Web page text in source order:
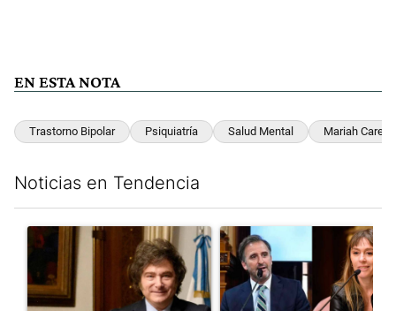
EN ESTA NOTA
Trastorno Bipolar Psiquiatría Salud Mental Mariah Carey
Noticias en Tendencia
Un artículo de tendencia con el título "Encuesta: Patricia
Un artículo de tendencia con